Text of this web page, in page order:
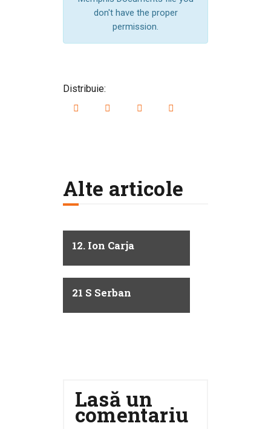
don't have the proper
permission.
Distribuie:
Alte articole
12. Ion Carja
21 S Serban
Lasă un
comentariu